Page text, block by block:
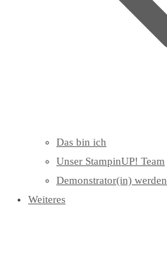
Das bin ich
Unser StampinUP! Team
Demonstrator(in) werden
Weiteres